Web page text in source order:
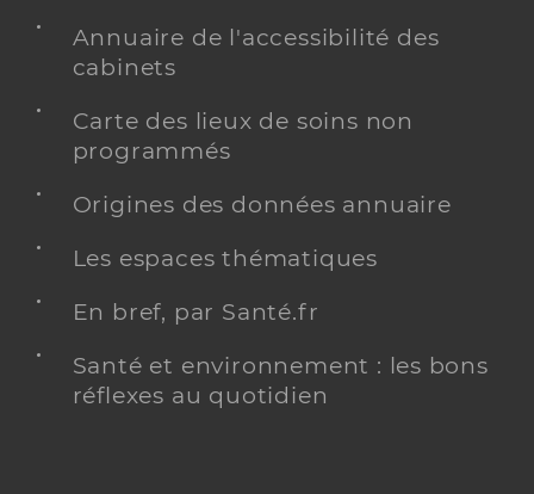
Annuaire de l'accessibilité des
cabinets
Carte des lieux de soins non
programmés
Origines des données annuaire
Les espaces thématiques
En bref, par Santé.fr
Santé et environnement : les bons
réflexes au quotidien